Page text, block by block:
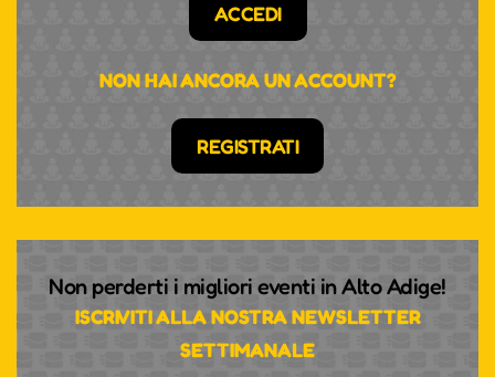
ACCEDI
NON HAI ANCORA UN ACCOUNT?
REGISTRATI
Non perderti i migliori eventi in Alto Adige!
ISCRIVITI ALLA NOSTRA NEWSLETTER
SETTIMANALE